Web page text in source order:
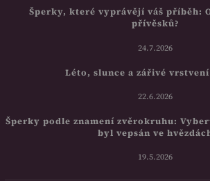
Šperky, které vyprávějí váš příběh:
přívěsků?
24.7.2026
Léto, slunce a zářivé
22.6.2026
Šperky podle znamení zvěrokruhu:
byl vepsán ve
19.5.2026